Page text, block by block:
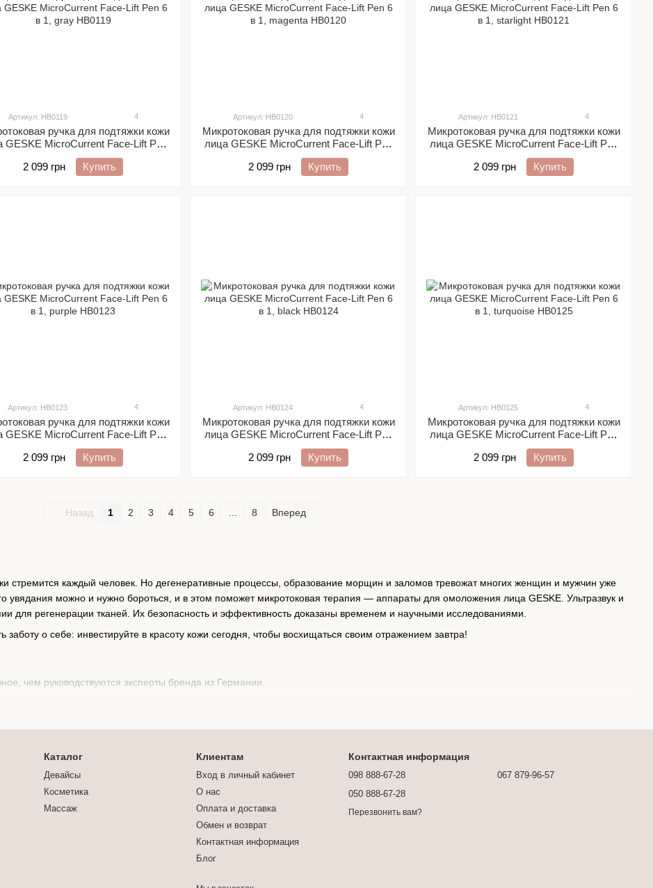
стремится каждый человек. Но дегенеративные процессы, образование морщин и заломов тревожат многих женщин и мужчин уже
увядания можно и нужно бороться, и в этом поможет микротоковая терапия — аппараты для омоложения лица GESKE. Ультразвук и
для регенерации тканей. Их безопасность и эффективность доказаны временем и научными исследованиями.
заботу о себе: инвестируйте в красоту кожи сегодня, чтобы восхищаться своим отражением завтра!
чем руководствуются эксперты бренда из Германии.
видеоматериалов от ведущих дерматологов, которые помогают использовать прибор для подтяжки кожи лица GESKE на дому.
кожи, ИИ разрабатывает индивидуальную рутину и предлагает персональные рекомендации.
позитивные изменения, вдохновляя на максимальные результаты.
взгляд на beauty-рутину, который делает доступными высокоэффективные профессиональные процедуры на дому.
Артикул: HB0119 4
ручка для подтяжки кожи
GESKE MicroCurrent Face-Lift Pen
6 в 1, gray
2 099 грн
Купить
Артикул: HB0120 4
Микротоковая ручка для подтяжки кожи
лица GESKE MicroCurrent Face-Lift Pen
6 в 1, magenta
2 099 грн
Купить
Артикул: HB0121 4
Микротоковая ручка для подтяжки кожи
лица GESKE MicroCurrent Face-Lift Pen
6 в 1, starlight
2 099 грн
Купить
Артикул: HB0123 4
ручка для подтяжки кожи
GESKE MicroCurrent Face-Lift Pen
6 в 1, purple
2 099 грн
Купить
Артикул: HB0124 4
Микротоковая ручка для подтяжки кожи
лица GESKE MicroCurrent Face-Lift Pen
6 в 1, black
2 099 грн
Купить
Артикул: HB0125 4
Микротоковая ручка для подтяжки кожи
лица GESKE MicroCurrent Face-Lift Pen
6 в 1, turquoise
2 099 грн
Купить
Назад 1 2 3 4 5 6 8 Вперед
Каталог
Девайсы
Косметика
Массаж
Клиентам
Вход в личный кабинет
О нас
Оплата и доставка
Обмен и возврат
Контактная информация
Блог
Контактная информация
098 888-67-28
050 888-67-28
Перезвонить вам?
067 879-96-57